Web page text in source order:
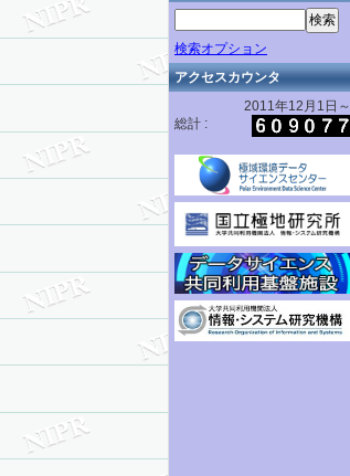
検索オプション
アクセスカウンタ
2011年12月1日～
総計 :